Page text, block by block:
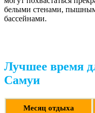
белыми стенами,
бассейнами.
Лучшее время
Самуи
Месяц отдыха